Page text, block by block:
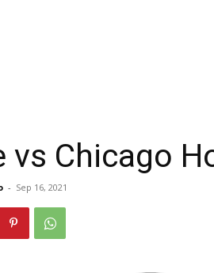
vs Chicago
- Sep 16, 2021